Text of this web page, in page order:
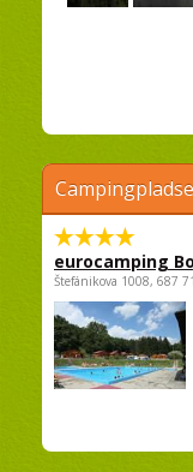
eurocamping
Štefánikova 1008, 687